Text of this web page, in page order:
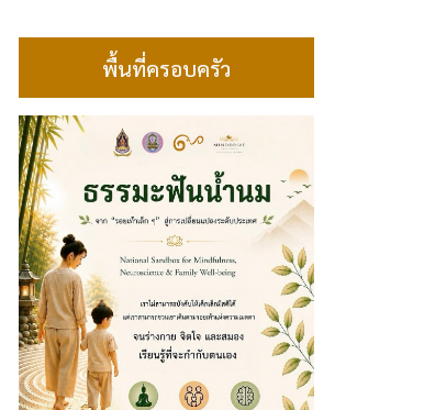
พื้นที่ครอบครัว